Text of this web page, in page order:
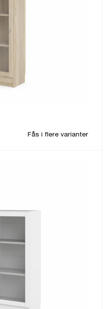
Fås i flere varianter